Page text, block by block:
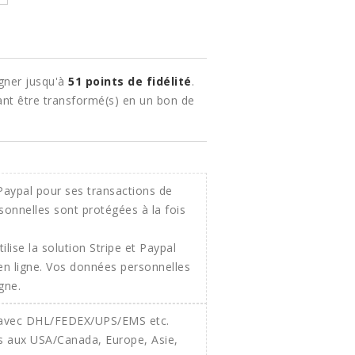
jusqu'à 51 points de fidélité.
être transformé(s) en un bon de
la solution Stripe et Paypal
ligne. Vos données personnelles